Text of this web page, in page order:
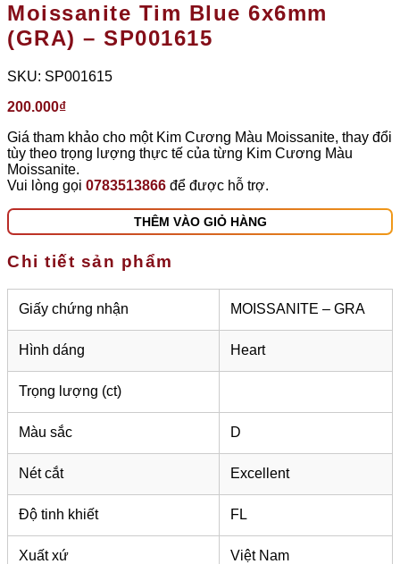
Moissanite Tim Blue 6x6mm
(GRA) – SP001615
SKU: SP001615
200.000₫
Giá tham khảo cho một Kim Cương Màu Moissanite, thay đổi
tùy theo trọng lượng thực tế của từng Kim Cương Màu
Moissanite.
Vui lòng gọi 0783513866 để được hỗ trợ.
THÊM VÀO GIỎ HÀNG
Chi tiết sản phẩm
Giấy chứng nhận MOISSANITE – GRA
Hình dáng Heart
Trọng lượng (ct)
Màu sắc D
Nét cắt Excellent
Độ tinh khiết FL
Xuất xứ Việt Nam